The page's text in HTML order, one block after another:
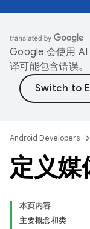
Google 会使用 AI
译可能包含错误。
Android Developers
定义媒
本页内容
主要概念和类